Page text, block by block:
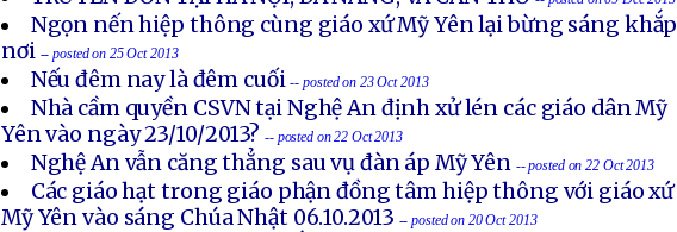
Ngọn nến hiệp thông cùng giáo xứ Mỹ Yên lại bừng sáng khắp
nơi -- posted on 25 Oct 2013
Nếu đêm nay là đêm cuối -- posted on 23 Oct 2013
Nhà cầm quyền CSVN tại Nghệ An định xử lén các giáo dân Mỹ
Yên vào ngày 23/10/2013?-- posted on 22 Oct 2013
Nghệ An vẫn căng thẳng sau vụ đàn áp Mỹ Yên -- posted on 22 Oct 2013
Các giáo hạt trong giáo phận đồng tâm hiệp thông với giáo xứ
Mỹ Yên vào sáng Chúa Nhật 06.10.2013 -- posted on 20 Oct 2013